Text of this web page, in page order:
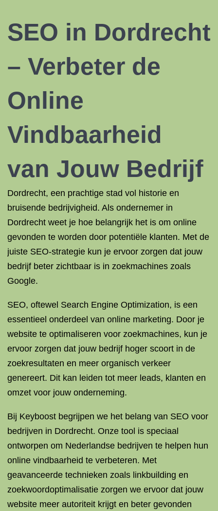
SEO in Dordrecht
– Verbeter de
Online
Vindbaarheid
van Jouw Bedrijf
Dordrecht, een prachtige stad vol historie en
bruisende bedrijvigheid. Als ondernemer in
Dordrecht weet je hoe belangrijk het is om online
gevonden te worden door potentiële klanten. Met de
juiste SEO-strategie kun je ervoor zorgen dat jouw
bedrijf beter zichtbaar is in zoekmachines zoals
Google.
SEO, oftewel Search Engine Optimization, is een
essentieel onderdeel van online marketing. Door je
website te optimaliseren voor zoekmachines, kun je
ervoor zorgen dat jouw bedrijf hoger scoort in de
zoekresultaten en meer organisch verkeer
genereert. Dit kan leiden tot meer leads, klanten en
omzet voor jouw onderneming.
Bij Keyboost begrijpen we het belang van SEO voor
bedrijven in Dordrecht. Onze tool is speciaal
ontworpen om Nederlandse bedrijven te helpen hun
online vindbaarheid te verbeteren. Met
geavanceerde technieken zoals linkbuilding en
zoekwoordoptimalisatie zorgen we ervoor dat jouw
website meer autoriteit krijgt en beter gevonden